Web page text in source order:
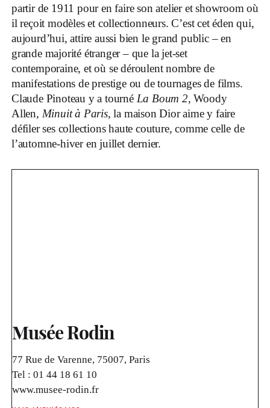
partir de 1911 pour en faire son atelier et showroom où
il reçoit modèles et collectionneurs. C’est cet éden qui,
aujourd’hui, attire aussi bien le grand public – en
grande majorité étranger – que la jet-set
contemporaine, et où se déroulent nombre de
manifestations de prestige ou de tournages de films.
Claude Pinoteau y a tourné La Boum 2, Woody
Allen, Minuità Paris, la maison Dior aime y faire
défiler ses collections haute couture, comme celle de
l’automne-hiver en juillet dernier.
Musée Rodin
77 Rue de Varenne, 75007, Paris
Tel : 01 44 18 61 10
www.musee-rodin.fr